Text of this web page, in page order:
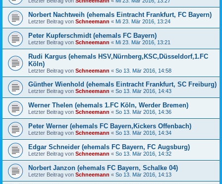
Norbert Nachtweih (ehemals Eintracht Frankfurt, FC Bayern)
Letzter Beitrag von Schneemann « Mi 23. Mär 2016, 13:24
Peter Kupferschmidt (ehemals FC Bayern)
Letzter Beitrag von Schneemann « Mi 23. Mär 2016, 13:21
Rudi Kargus (ehemals HSV,Nürnberg,KSC,Düsseldorf,1.FC
Köln)
Letzter Beitrag von Schneemann « So 13. Mär 2016, 14:58
Günther Wienhold (ehemals Eintracht Frankfurt, SC Freiburg)
Letzter Beitrag von Schneemann « So 13. Mär 2016, 14:43
Werner Thelen (ehemals 1.FC Köln, Werder Bremen)
Letzter Beitrag von Schneemann « So 13. Mär 2016, 14:36
Peter Werner (ehemals FC Bayern,Kickers Offenbach)
Letzter Beitrag von Schneemann « So 13. Mär 2016, 14:34
Edgar Schneider (ehemals FC Bayern, FC Augsburg)
Letzter Beitrag von Schneemann « So 13. Mär 2016, 14:32
Norbert Janzon (ehemals FC Bayern, Schalke 04)
Letzter Beitrag von Schneemann « So 13. Mär 2016, 14:13